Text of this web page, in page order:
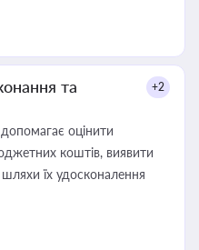
та
+2
оцінити
коштів, виявити
шляхи їх удосконалення